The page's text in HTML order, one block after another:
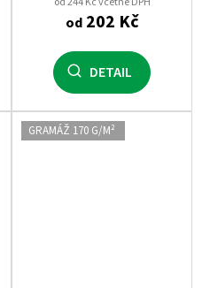
od202 Kč
DETAIL
GRAMÁŽ 170 G/M²